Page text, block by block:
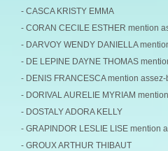
- CASCA KRISTY EMMA
- CORAN CECILE ESTHER mention
- DARVOY WENDY DANIELLA
- DE LEPINE DAYNE THOMAS
- DENIS FRANCESCA mention assez-
- DORIVAL AURELIE MYRIAM
- DOSTALY ADORA KELLY
- GRAPINDOR LESLIE LISE mention
- GROUX ARTHUR THIBAUT